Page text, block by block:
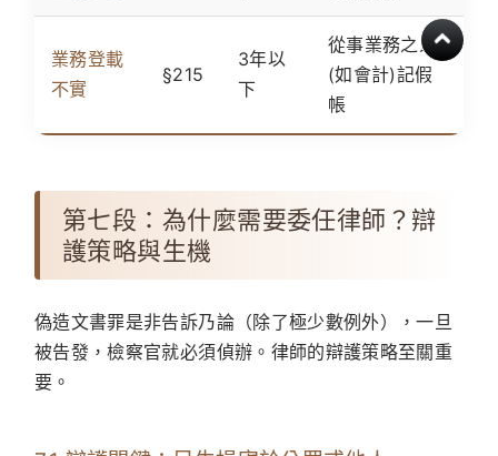
業務登載
不實
§215
3年以
下
從事業務之人
(如會計)記假
帳
第七段：為什麼需要委任律師？辯
護策略與生機
偽造文書罪是非告訴乃論（除了極少數例外），一旦
被告發，檢察官就必須偵辦。律師的辯護策略至關重
要。